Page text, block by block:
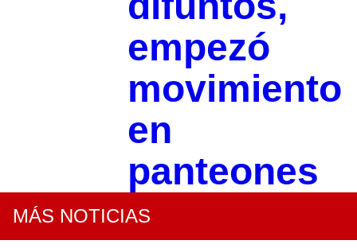
empezó
movimiento
en
panteones
MÁS NOTICIAS